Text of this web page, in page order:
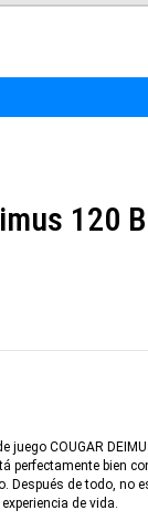
120
COUGAR
perfectamente bien
Después de todo, no
de vida.